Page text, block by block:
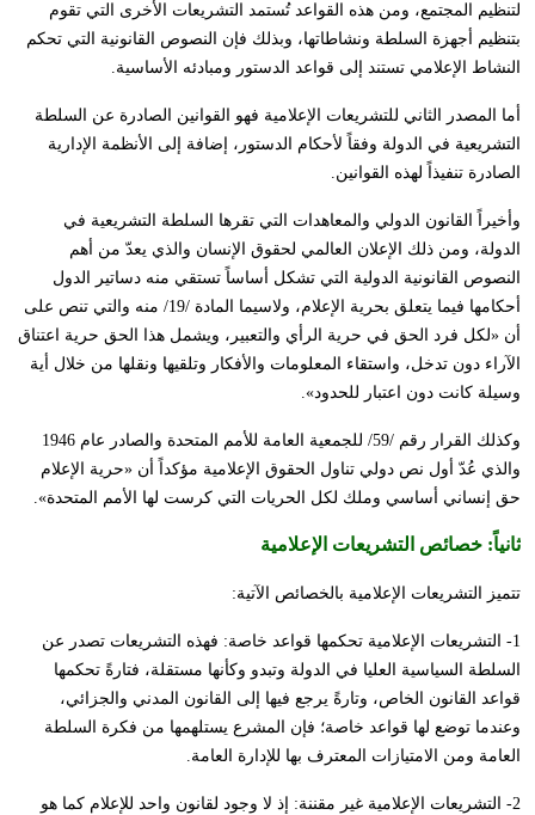
لتنظيم المجتمع، ومن هذه القواعد تُستمد التشريعات الأخرى التي تقوم
بتنظيم أجهزة السلطة ونشاطاتها، وبذلك فإن النصوص القانونية التي تحكم
النشاط الإعلامي تستند إلى قواعد الدستور ومبادئه الأساسية.
أما المصدر الثاني للتشريعات الإعلامية فهو القوانين الصادرة عن السلطة
التشريعية في الدولة وفقاً لأحكام الدستور، إضافة إلى الأنظمة الإدارية
الصادرة تنفيذاً لهذه القوانين.
وأخيراً القانون الدولي والمعاهدات التي تقرها السلطة التشريعية في
الدولة، ومن ذلك الإعلان العالمي لحقوق الإنسان والذي يعدّ من أهم
النصوص القانونية الدولية التي تشكل أساساً تستقي منه دساتير الدول
أحكامها فيما يتعلق بحرية الإعلام، ولاسيما المادة /19/ منه والتي تنص على
أن «لكل فرد الحق في حرية الرأي والتعبير، ويشمل هذا الحق حرية اعتناق
الآراء دون تدخل، واستقاء المعلومات والأفكار وتلقيها ونقلها من خلال أية
وسيلة كانت دون اعتبار للحدود».
وكذلك القرار رقم /59/ للجمعية العامة للأمم المتحدة والصادر عام 1946
والذي عُدّ أول نص دولي تناول الحقوق الإعلامية مؤكداً أن «حرية الإعلام
حق إنساني أساسي وملك لكل الحريات التي كرست لها الأمم المتحدة».
ثانياً: خصائص التشريعات الإعلامية
تتميز التشريعات الإعلامية بالخصائص الآتية:
1- التشريعات الإعلامية تحكمها قواعد خاصة: فهذه التشريعات تصدر عن
السلطة السياسية العليا في الدولة وتبدو وكأنها مستقلة، فتارةً تحكمها
قواعد القانون الخاص، وتارةً يرجع فيها إلى القانون المدني والجزائي،
وعندما توضع لها قواعد خاصة؛ فإن المشرع يستلهمها من فكرة السلطة
العامة ومن الامتيازات المعترف بها للإدارة العامة.
2- التشريعات الإعلامية غير مقننة: إذ لا وجود لقانون واحد للإعلام كما هو